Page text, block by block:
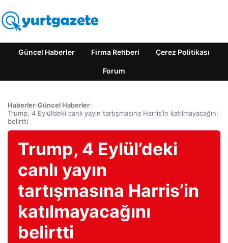
Güncel Haberler Firma Rehberi Çerez Politikası
Forum
Haberler›Güncel Haberler›
Trump, 4 Eylül’deki canlı yayın tartışmasına Harris’in katılmayacağını
belirtti
Trump, 4 Eylül’deki
canlı yayın
tartışmasına Harris’in
katılmayacağını
belirtti